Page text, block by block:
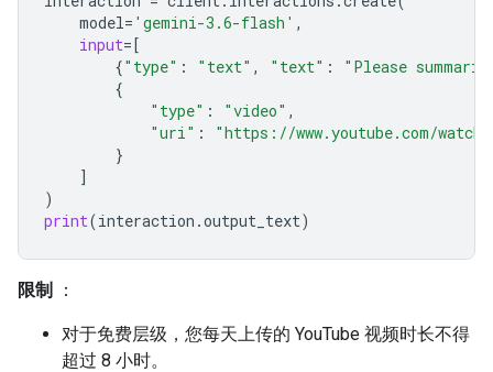
model= 'gemini-3.6-flash' ,
input=[
{"type" : "text" , "text" :
"Please
{
"type" : "video" ,
"uri" :
"https://www.youtube.com/
}
]
)
print(interaction .output_text)
限制 ：
对于免费层级，您每天上传的 YouTube 视频时长不得
超过 8 小时。